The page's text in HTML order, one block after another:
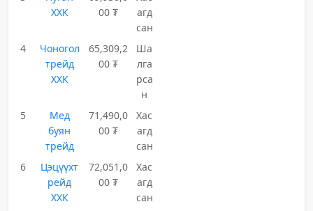
ХХК
00 ₮
агд
сан
4
Чоногол
трейд
ХХК
65,309,2
00 ₮
Ша
лга
рса
н
5
Мед
буян
трейд
71,490,0
00 ₮
Хас
агд
сан
6
Цэцүүхт
рейд
ХХК
72,051,0
00 ₮
Хас
агд
сан